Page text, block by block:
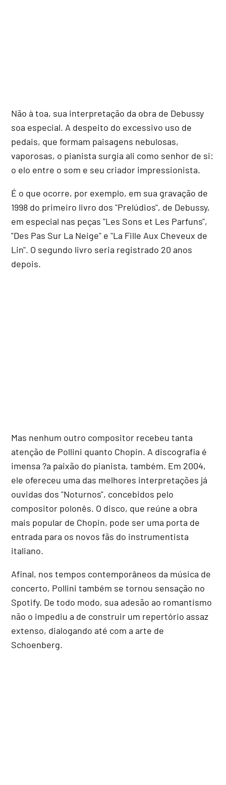
Não à toa, sua interpretação da obra de Debussy
soa especial. A despeito do excessivo uso de
pedais, que formam paisagens nebulosas,
vaporosas, o pianista surgia ali como senhor de si:
o elo entre o som e seu criador impressionista.
É o que ocorre, por exemplo, em sua gravação de
1998 do primeiro livro dos "Prelúdios", de Debussy,
em especial nas peças "Les Sons et Les Parfuns",
"Des Pas Sur La Neige" e "La Fille Aux Cheveux de
Lin". O segundo livro seria registrado 20 anos
depois.
Mas nenhum outro compositor recebeu tanta
atenção de Pollini quanto Chopin. A discografia é
imensa ?a paixão do pianista, também. Em 2004,
ele ofereceu uma das melhores interpretações já
ouvidas dos "Noturnos", concebidos pelo
compositor polonês. O disco, que reúne a obra
mais popular de Chopin, pode ser uma porta de
entrada para os novos fãs do instrumentista
italiano.
Afinal, nos tempos contemporâneos da música de
concerto, Pollini também se tornou sensação no
Spotify. De todo modo, sua adesão ao romantismo
não o impediu a de construir um repertório assaz
extenso, dialogando até com a arte de
Schoenberg.